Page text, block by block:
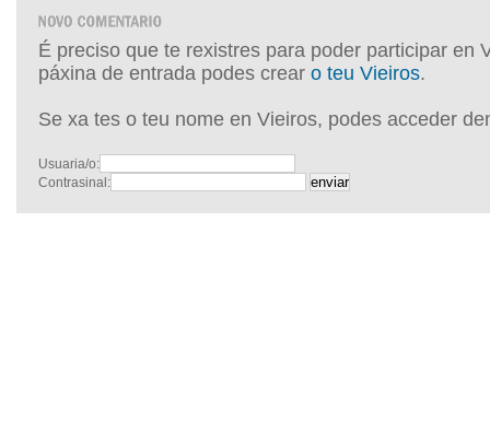
É preciso que te rexistres para poder participar en
páxina de entrada podes crear o teu Vieiros.
Se xa tes o teu nome en Vieiros, podes acceder
Usuaria/o:
Contrasinal: